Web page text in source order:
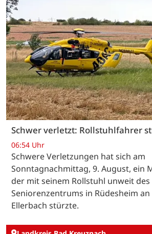
Schwer verletzt: Rollstuhlfahrer
06:54 Uhr
Schwere Verletzungen hat sich am
Sonntagnachmittag, 9. August, ein
der mit seinem Rollstuhl unweit des
Seniorenzentrums in Rüdesheim
Ellerbach stürzte.